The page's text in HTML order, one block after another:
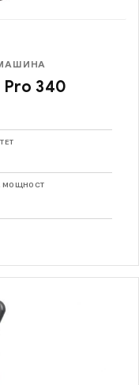
340
МОЩНОСТ